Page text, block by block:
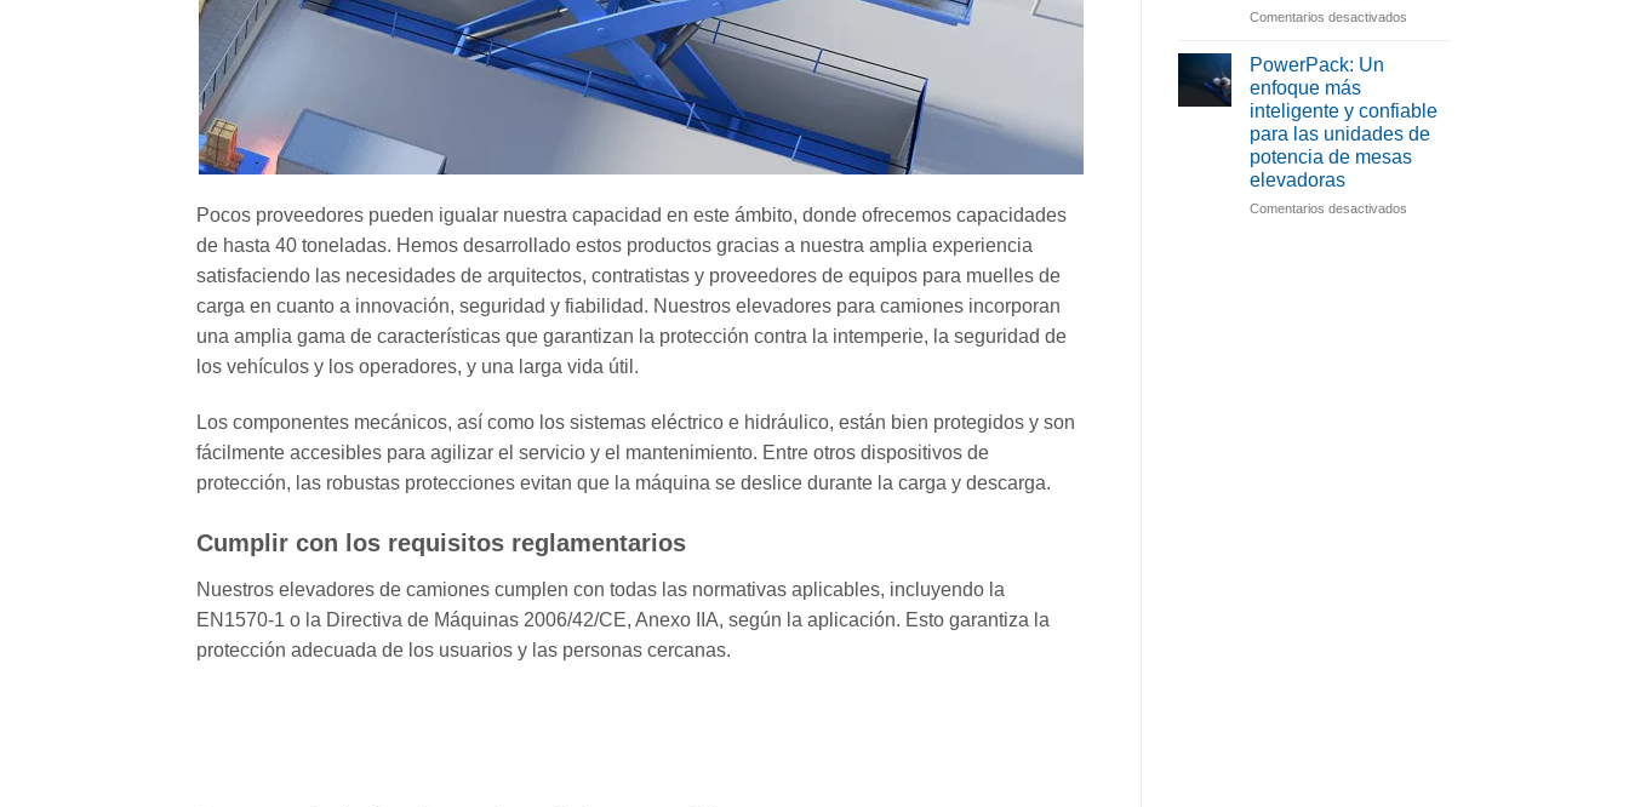
Pocos proveedores pueden igualar nuestra capacidad en este ámbito, donde ofrecemos capacidades
de hasta 40 toneladas. Hemos desarrollado estos productos gracias a nuestra amplia experiencia
satisfaciendo las necesidades de arquitectos, contratistas y proveedores de equipos para muelles de
carga en cuanto a innovación, seguridad y fiabilidad. Nuestros elevadores para camiones incorporan
una amplia gama de características que garantizan la protección contra la intemperie, la seguridad de
los vehículos y los operadores, y una larga vida útil.
Los componentes mecánicos, así como los sistemas eléctrico e hidráulico, están bien protegidos y son
fácilmente accesibles para agilizar el servicio y el mantenimiento. Entre otros dispositivos de
protección, las robustas protecciones evitan que la máquina se deslice durante la carga y descarga.
Cumplir con los requisitos reglamentarios
Nuestros elevadores de camiones cumplen con todas las normativas aplicables, incluyendo la
EN1570-1 o la Directiva de Máquinas 2006/42/CE, Anexo IIA, según la aplicación. Esto garantiza la
protección adecuada de los usuarios y las personas cercanas.
en
lo
que
Comentarios desactivados
1:2024
pasa
a
PowerPack: Un
enfoque más
inteligente y confiable
para las unidades de
potencia de mesas
elevadoras
Comentarios desactivados